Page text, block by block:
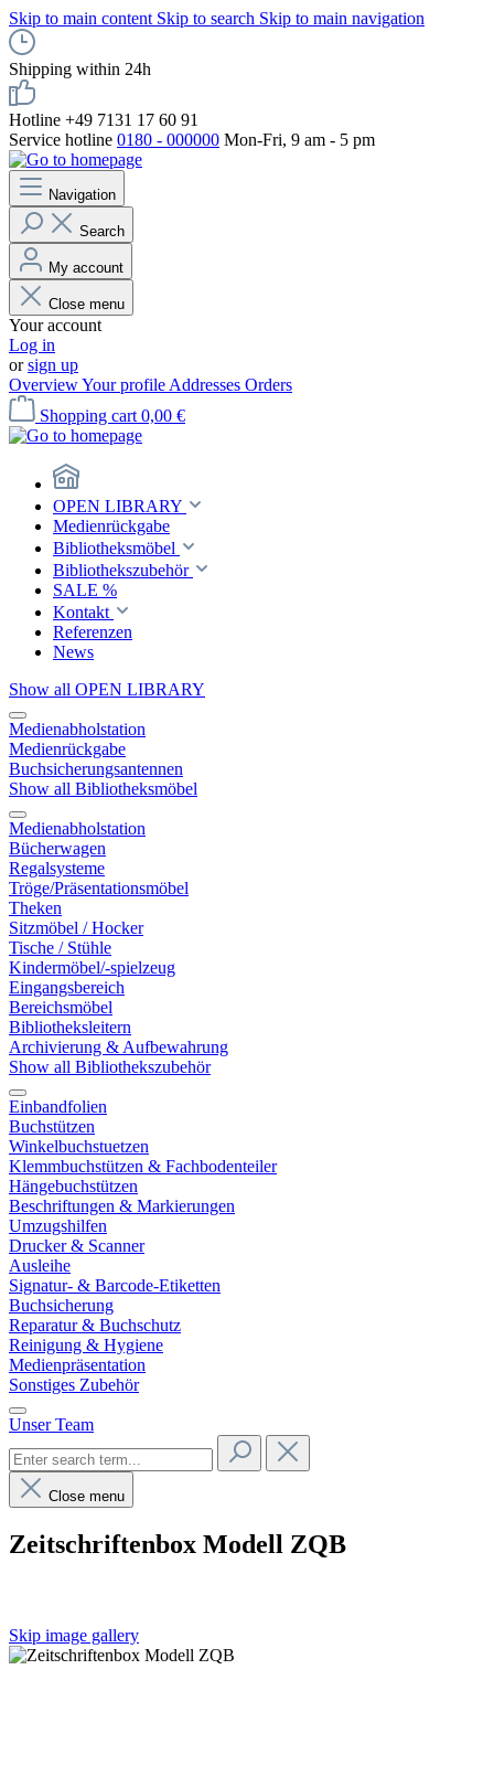
Skip to main content Skip to search Skip to main navigation
Shipping within 24h
Hotline +49 7131 17 60 91
Service hotline 0180 - 000000 Mon-Fri, 9 am - 5 pm
Navigation
Search
My account
Close menu
Your account
Log in
orsign up
OverviewYour profile Addresses Orders
Shopping cart 0,00 €
OPEN LIBRARY
Medienrückgabe
Bibliotheksmöbel
Bibliothekszubehör
SALE %
Kontakt
Referenzen
News
Show all OPEN LIBRARY
Medienabholstation
Medienrückgabe
Buchsicherungsantennen
Show all Bibliotheksmöbel
Medienabholstation
Bücherwagen
Regalsysteme
Tröge/Präsentationsmöbel
Theken
Sitzmöbel / Hocker
Tische / Stühle
Kindermöbel/-spielzeug
Eingangsbereich
Bereichsmöbel
Bibliotheksleitern
Archivierung & Aufbewahrung
Show all Bibliothekszubehör
Einbandfolien
Buchstützen
Winkelbuchstuetzen
Klemmbuchstützen & Fachbodenteiler
Hängebuchstützen
Beschriftungen & Markierungen
Umzugshilfen
Drucker & Scanner
Ausleihe
Signatur- & Barcode-Etiketten
Buchsicherung
Reparatur & Buchschutz
Reinigung & Hygiene
Medienpräsentation
Sonstiges Zubehör
Unser Team
Close menu
Zeitschriftenbox Modell ZQB
Skip image gallery